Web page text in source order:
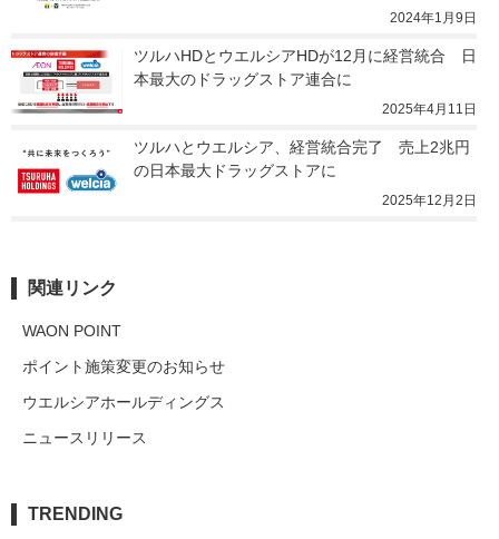
2024年1月9日
ツルハHDとウエルシアHDが12月に経営統合　日
本最大のドラッグストア連合に
2025年4月11日
ツルハとウエルシア、経営統合完了　売上2兆円
の日本最大ドラッグストアに
2025年12月2日
関連リンク
WAON POINT
ポイント施策変更のお知らせ
ウエルシアホールディングス
ニュースリリース
TRENDING